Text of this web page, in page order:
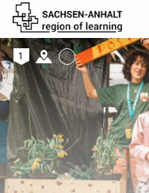
1